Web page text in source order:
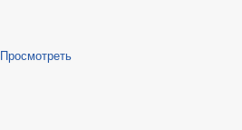
Просмотреть